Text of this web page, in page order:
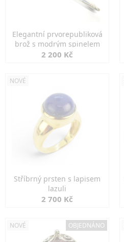
Elegantní prvorepubliková
brož s modrým spinelem
2 200 Kč
NOVÉ
Stříbrný prsten s lapisem
lazuli
2 700 Kč
NOVÉ OBJEDNÁNO